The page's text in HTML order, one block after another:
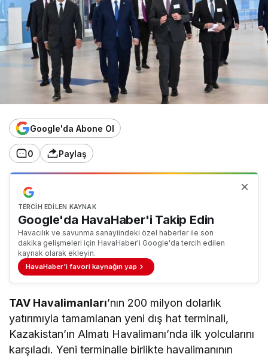
Google'da Abone Ol
0 Paylaş
TERCIH EDILEN KAYNAK
Google'da HavaHaber'i Takip Edin
Havacılık ve savunma sanayiindeki özel haberler ile son
dakika gelişmeleri için HavaHaber'i Google'da tercih edilen
kaynak olarak ekleyin.
HavaHaber'i favori kaynağın yap
TAV Havalimanları’nın 200 milyon dolarlık
yatırımıyla tamamlanan yeni dış hat terminali,
Kazakistan’ın Almatı Havalimanı’nda ilk yolcularını
karşıladı. Yeni terminalle birlikte havalimanının